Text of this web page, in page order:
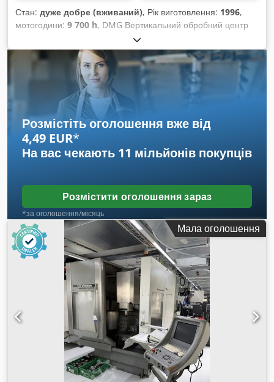
Стан: дуже добре (вживаний), Рік виготовлення: 1996,
мотогодини: 9 700 h, DMG Вертикальний обробний центр
Chodpjyvzq Nsfx Agpsa Модель: DMU 50 V Рік випуску:
1996 5 осей Хід по осі X: 500 мм Хід по осі Y: 380 мм Хід по
осі Z: 380 мм Конус шпинделя: BT 40 Швидкість шпинделя:
8 000 об/хв Магазин інструментів: 24 позиції Управління:
Deckel Maho Mill Plus Напрацювання шпинделя: 9700 год
Інтерфейс: RS-232 C 30 інструментальних тримачів
Розмістіть оголошення вже від
4,49 EUR*
На вас чекають 11 мільйонів покупців
Розмістити оголошення зараз
*за оголошення/місяць
Мала оголошення